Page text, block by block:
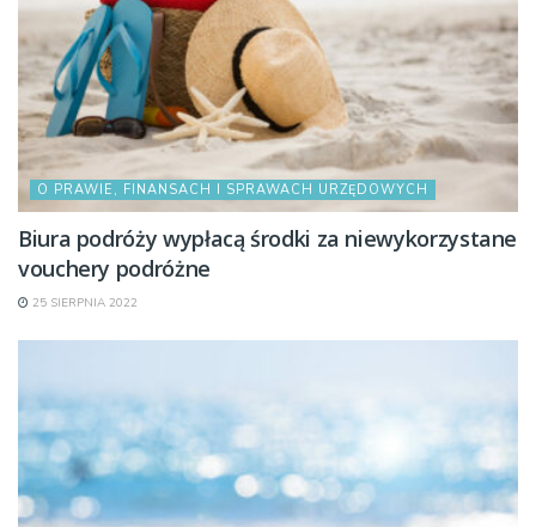
O PRAWIE, FINANSACH I SPRAWACH URZĘDOWYCH
Biura podróży wypłacą środki za niewykorzystane
vouchery podróżne
25 SIERPNIA 2022